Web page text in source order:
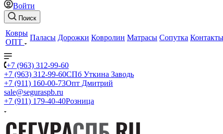
Войти
Поиск
Ковры
ОПТ
Паласы Дорожки Ковролин Матрасы Сопутка Контакты
+7 (963) 312-99-60
+7 (963) 312-99-60СПб Уткина Заводь
+7 (911) 160-00-73Опт Дмитрий
sale@seguraspb.ru
+7 (911) 179-40-40Розница